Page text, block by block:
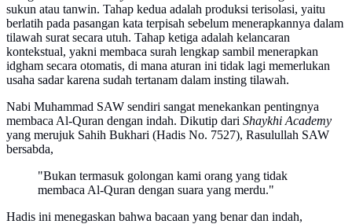
sukun atau tanwin. Tahap kedua adalah produksi terisolasi, yaitu
berlatih pada pasangan kata terpisah sebelum menerapkannya dalam
tilawah surat secara utuh. Tahap ketiga adalah kelancaran
kontekstual, yakni membaca surah lengkap sambil menerapkan
idgham secara otomatis, di mana aturan ini tidak lagi memerlukan
usaha sadar karena sudah tertanam dalam insting tilawah.
Nabi Muhammad SAW sendiri sangat menekankan pentingnya
membaca Al-Quran dengan indah. Dikutip dari Shaykhi Academy
yang merujuk Sahih Bukhari (Hadis No. 7527), Rasulullah SAW
bersabda,
"Bukan termasuk golongan kami orang yang tidak
membaca Al-Quran dengan suara yang merdu."
Hadis ini menegaskan bahwa bacaan yang benar dan indah,